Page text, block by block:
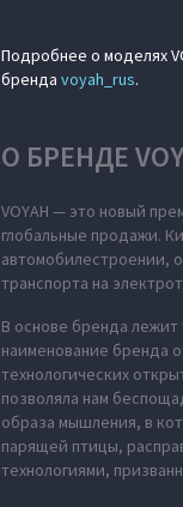
Подробнее о моделях
бренда voyah_rus.
О БРЕНДЕ
VOYAH — это новый
глобальные продажи.
автомобилестроении,
транспорта на
В основе бренда лежит
наименование бренда
технологических
позволяла нам
образа мышления, в
парящей птицы,
технологиями,